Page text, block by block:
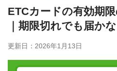
カードローン
ギフトカードなど
ETCカードの有効期
｜期限切れでも届か
更新日：2026年1月13日